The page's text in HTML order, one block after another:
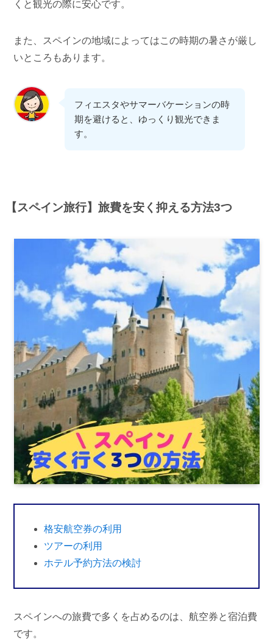
くと観光の際に安心です。
また、スペインの地域によってはこの時期の暑さが厳し
いところもあります。
フィエスタやサマーバケーションの時
期を避けると、ゆっくり観光できま
す。
【スペイン旅行】旅費を安く抑える方法3つ
格安航空券の利用
ツアーの利用
ホテル予約方法の検討
スペインへの旅費で多くを占めるのは、航空券と宿泊費
です。